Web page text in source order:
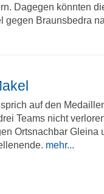
Dagegen könnten
gegen Braunsbedra
auf den
Teams nicht
Ortsnachbar Gleina
mehr...